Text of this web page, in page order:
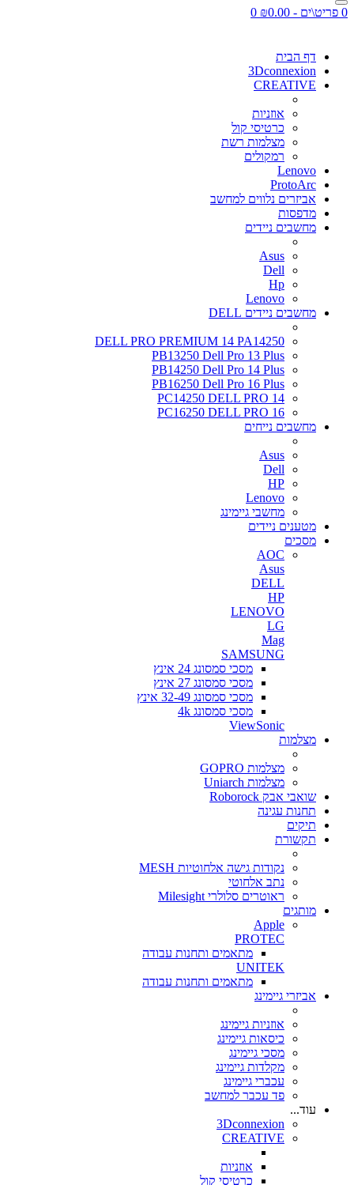
0 פריט\ים - ₪0.00 0
דף הבית
3Dconnexion
CREATIVE
אוזניות
כרטיסי קול
מצלמות רשת
רמקולים
Lenovo
ProtoArc
אביזרים נלווים למחשב
מדפסות
מחשבים ניידים
Asus
Dell
Hp
Lenovo
מחשבים ניידים DELL
DELL PRO PREMIUM 14 PA14250
PB13250 Dell Pro 13 Plus
PB14250 Dell Pro 14 Plus
PB16250 Dell Pro 16 Plus
PC14250 DELL PRO 14
PC16250 DELL PRO 16
מחשבים נייחים
Asus
Dell
HP
Lenovo
מחשבי גיימינג
מטענים ניידים
מסכים
AOC
Asus
DELL
HP
LENOVO
LG
Mag
SAMSUNG
מסכי סמסונג 24 אינץ
מסכי סמסונג 27 אינץ
מסכי סמסונג 32-49 אינץ
מסכי סמסונג 4k
ViewSonic
מצלמות
מצלמות GOPRO
מצלמות Uniarch
שואבי אבק Roborock
תחנות עגינה
תיקים
תקשורת
נקודות גישה אלחוטיות MESH
נתב אלחוטי
ראוטרים סלולרי Milesight
מותגים
Apple
PROTEC
מתאמים ותחנות עבודה
UNITEK
מתאמים ותחנות עבודה
אביזרי גיימינג
אוזניות גיימינג
כיסאות גיימינג
מסכי גיימינג
מקלדות גיימינג
עכברי גיימינג
פד עכבר למחשב
עוד...
3Dconnexion
CREATIVE
אוזניות
כרטיסי קול